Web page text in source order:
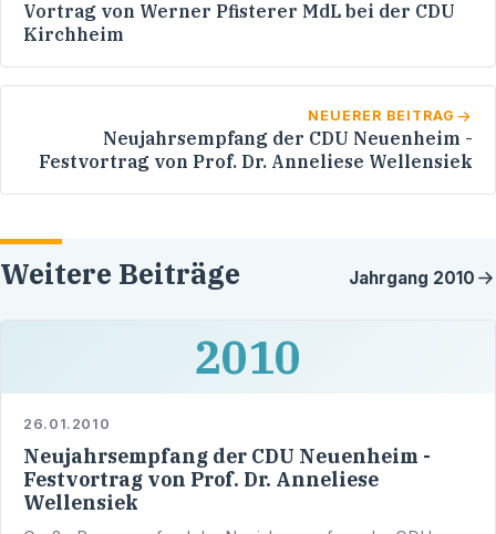
Vortrag von Werner Pfisterer MdL bei der CDU
Kirchheim
NEUERER BEITRAG
Neujahrsempfang der CDU Neuenheim -
Festvortrag von Prof. Dr. Anneliese Wellensiek
Weitere Beiträge Jahrgang 2010
2010
26.01.2010
Neujahrsempfang der CDU Neuenheim -
Festvortrag von Prof. Dr. Anneliese
Wellensiek